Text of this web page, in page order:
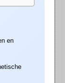
en